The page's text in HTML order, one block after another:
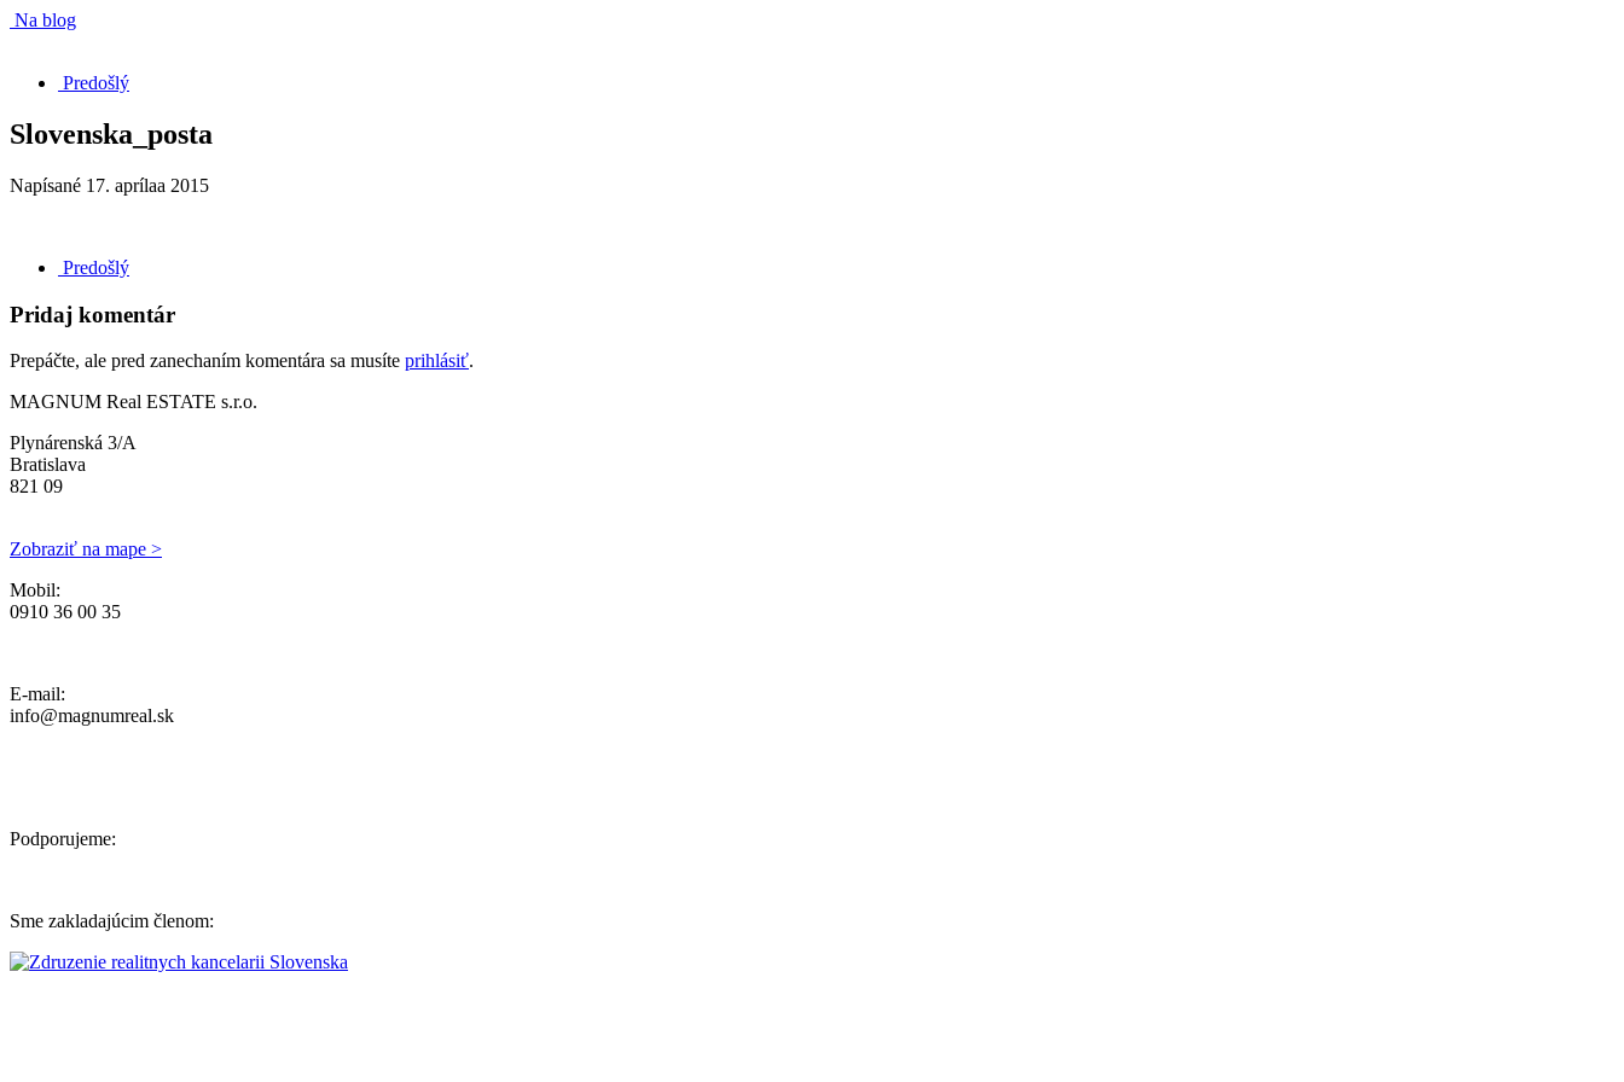
Na blog
Predošlý
Slovenska_posta
Napísané 17. aprílaa 2015
Predošlý
Pridaj komentár
Prepáčte, ale pred zanechaním komentára sa musíte prihlásiť.
MAGNUM Real ESTATE s.r.o.
Plynárenská 3/A
Bratislava
821 09
Zobraziť na mape >
Mobil:
0910 36 00 35
E-mail:
info@magnumreal.sk
Podporujeme:
Sme zakladajúcim členom: